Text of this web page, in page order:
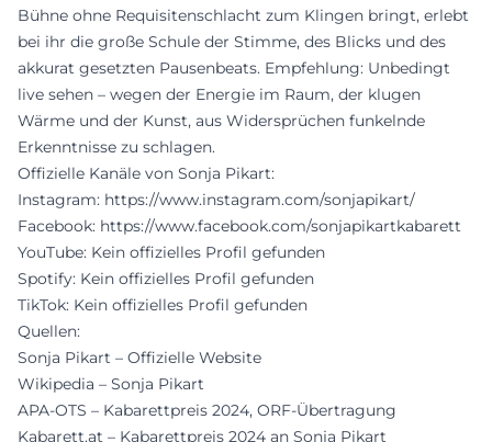
Bühne ohne Requisitenschlacht zum Klingen bringt, erlebt
bei ihr die große Schule der Stimme, des Blicks und des
akkurat gesetzten Pausenbeats. Empfehlung: Unbedingt
live sehen – wegen der Energie im Raum, der klugen
Wärme und der Kunst, aus Widersprüchen funkelnde
Erkenntnisse zu schlagen.
Offizielle Kanäle von Sonja Pikart:
Instagram: https://www.instagram.com/sonjapikart/
Facebook: https://www.facebook.com/sonjapikartkabarett
YouTube: Kein offizielles Profil gefunden
Spotify: Kein offizielles Profil gefunden
TikTok: Kein offizielles Profil gefunden
Quellen:
Sonja Pikart – Offizielle Website
Wikipedia – Sonja Pikart
APA-OTS – Kabarettpreis 2024, ORF-Übertragung
Kabarett.at – Kabarettpreis 2024 an Sonja Pikart